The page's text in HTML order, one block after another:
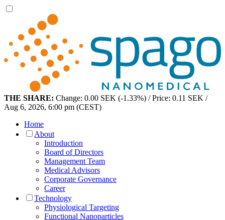
THE SHARE: Change: 0.00 SEK (-1.33%) / Price: 0.11 SEK /
Aug 6, 2026, 6:00 pm (CEST)
Home
About
Introduction
Board of Directors
Management Team
Medical Advisors
Corporate Governance
Career
Technology
Physiological Targeting
Functional Nanoparticles